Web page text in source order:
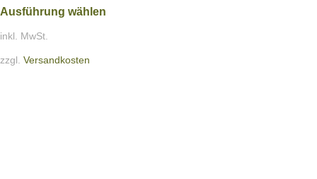
Ausführung wählen
inkl. MwSt.
zzgl. Versandkosten